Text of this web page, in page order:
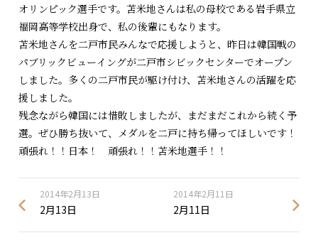
オリンピック選手です。苫米地さんは私の母校である岩手県立
福岡高等学校出身で、私の後輩にもなります。
苫米地さんを二戸市民みんなで応援しようと、昨日は韓国戦の
パブリックビューイングが二戸市シビックセンターでオープン
しました。多くの二戸市民が駆け付け、苫米地さんの活躍を応
援しました。
残念ながら韓国には惜敗しましたが、まだまだこれから続く予
選。ぜひ勝ち抜いて、メダルを二戸に持ち帰ってほしいです！
頑張れ！！日本！ 頑張れ！！苫米地選手！！
2014年2月13日
2月13日
2014年2月11日
2月11日